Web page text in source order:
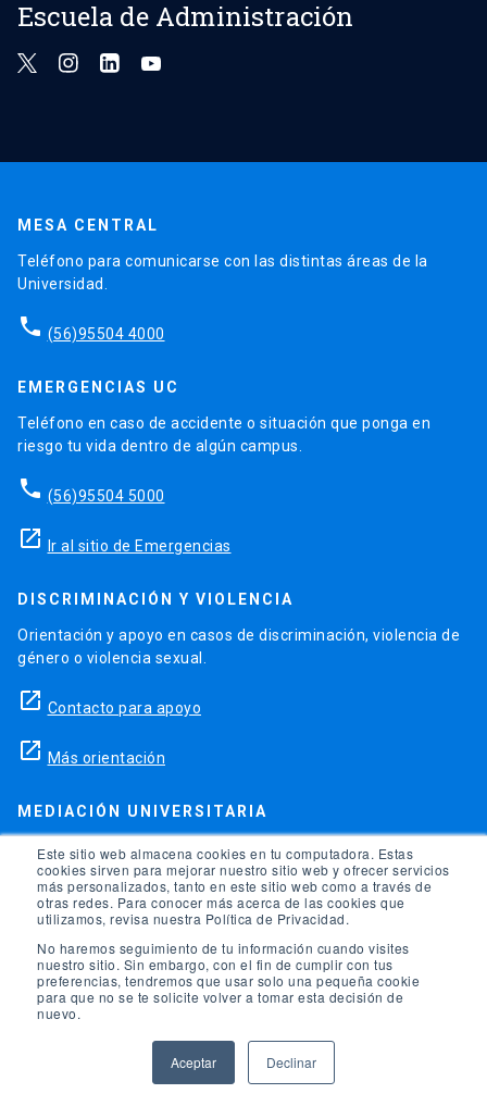
Este sitio web almacena cookies en tu computadora. Estas
cookies sirven para mejorar nuestro sitio web y ofrecer servicios
más personalizados, tanto en este sitio web como a través de
otras redes. Para conocer más acerca de las cookies que
utilizamos, revisa nuestra Política de Privacidad.
No haremos seguimiento de tu información cuando visites
nuestro sitio. Sin embargo, con el fin de cumplir con tus
preferencias, tendremos que usar solo una pequeña cookie
para que no se te solicite volver a tomar esta decisión de
nuevo.
Aceptar Declinar
Escuela de Administración
MESA CENTRAL
Teléfono para comunicarse con las distintas áreas de la
Universidad.
phone (56)95504 4000
EMERGENCIAS UC
Teléfono en caso de accidente o situación que ponga en
riesgo tu vida dentro de algún campus.
phone (56)95504 5000
launch Ir al sitio de Emergencias
DISCRIMINACIÓN Y VIOLENCIA
Orientación y apoyo en casos de discriminación, violencia de
género o violencia sexual.
launch Contacto para apoyo
launch Más orientación
MEDIACIÓN UNIVERSITARIA
Teléfonos para orientación y consejo si se ha vulnerado
alguno de tus derechos en la universidad.
phone (56)95504 1691
phone (56)95504 1247
launch Ir a la Oficina de Ombuds UC